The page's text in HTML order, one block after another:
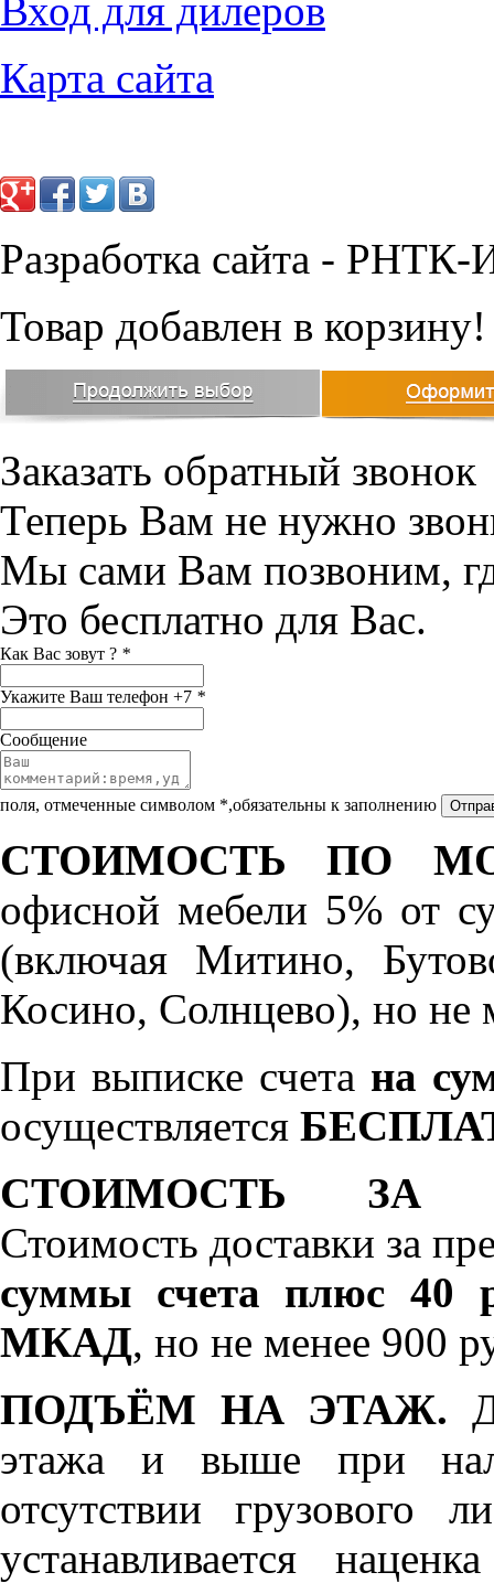
855руб.
Вход для дилеров
Карта сайта
Разработка сайта - РНТК-
Товар добавлен в корзину!
Заказать обратный звонок
Теперь Вам не нужно
Мы сами Вам позвоним,
Это бесплатно для Вас.
Как Вас зовут ? *
Укажите Ваш телефон +7 *
Сообщение
поля, отмеченные символом *,обязательны к заполнению
СТОИМОСТЬ ПО
офисной мебели 5% от
(включая Митино,
Косино, Солнцево), но не
При выписке счета на
осуществляется
СТОИМОСТЬ ЗА
Стоимость доставки за
суммы счета плюс 40
МКАД, но не менее 900
ПОДЪЁМ НА ЭТАЖ.
этажа и выше при
отсутствии грузового
устанавливается